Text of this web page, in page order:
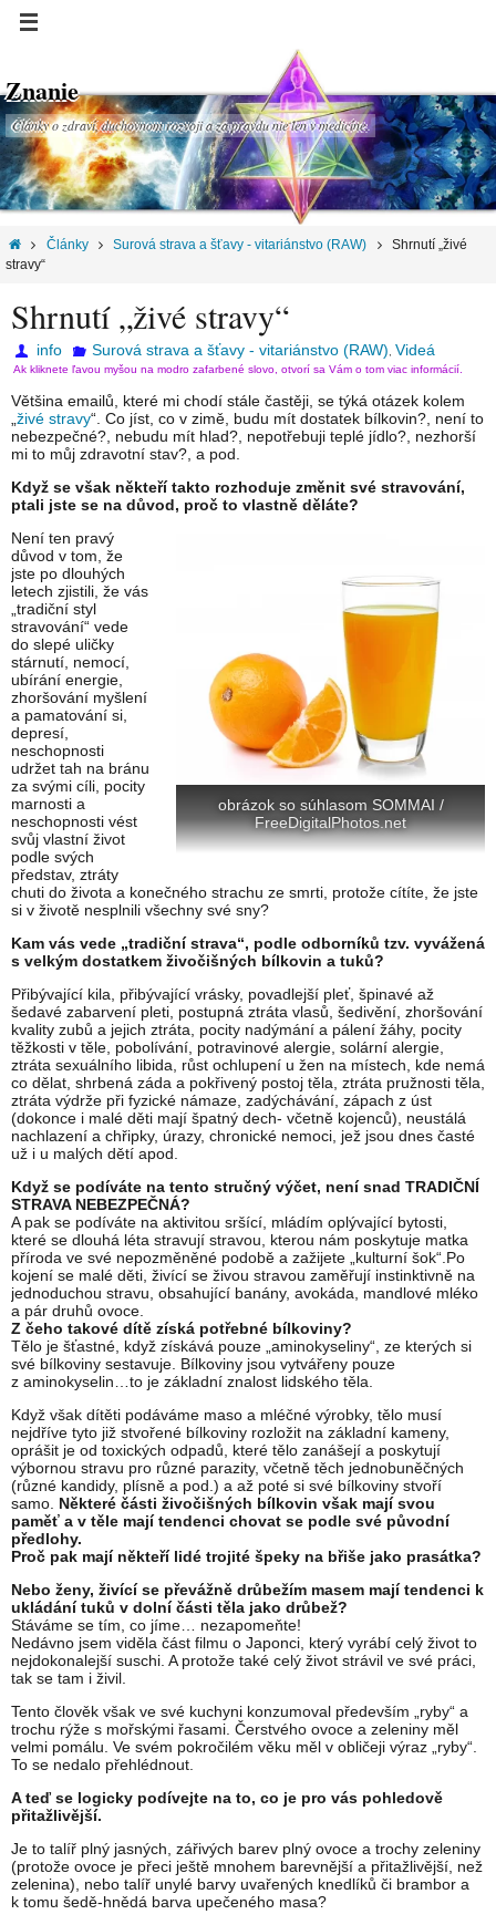
Znanie
Články o zdraví, duchovnom rozvoji a za pravdu nie len v medicíne.
Články Surová strava a šťavy - vitariánstvo (RAW)
Shrnutí „živé
stravy“
Shrnutí „živé stravy“
info Surová strava a šťavy - vitariánstvo (RAW) Videá
Ak kliknete ľavou myšou na modro zafarbené slovo, otvorí sa Vám o tom viac informácií.
Většina emailů, které mi chodí stále častěji, se týká otázek kolem
živé stravy“. Co jíst, co v zimě, budu mít dostatek bílkovin?, není to
nebezpečné?, nebudu mít hlad?, nepotřebuji teplé jídlo?, nezhorší
mi to můj zdravotní stav?, a pod.
Když se však někteří takto rozhoduje změnit své stravování,
ptali jste se na důvod, proč to vlastně děláte?
obrázok so súhlasom SOMMAI /
FreeDigitalPhotos.net
Není ten pravý
důvod v tom, že
jste po dlouhých
letech zjistili, že vás
„tradiční styl
stravování“ vede
do slepé uličky
stárnutí, nemocí,
ubírání energie,
zhoršování myšlení
a pamatování si,
depresí,
neschopnosti
udržet tah na bránu
za svými cíli, pocity
marnosti a
neschopnosti vést
svůj vlastní život
podle svých
představ, ztráty
chuti do života a konečného strachu ze smrti, protože cítíte, že jste
si v životě nesplnili všechny své sny?
Kam vás vede „tradiční strava“, podle odborníků tzv. vyvážená
s velkým dostatkem živočišných bílkovin a tuků?
Přibývající kila, přibývající vrásky, povadlejší pleť, špinavé až
šedavé zabarvení pleti, postupná ztráta vlasů, šedivění, zhoršování
kvality zubů a jejich ztráta, pocity nadýmání a pálení žáhy, pocity
těžkosti v těle, pobolívání, potravinové alergie, solární alergie,
ztráta sexuálního libida, růst ochlupení u žen na místech, kde nemá
co dělat, shrbená záda a pokřivený postoj těla, ztráta pružnosti těla,
ztráta výdrže při fyzické námaze, zadýchávání, zápach z úst
(dokonce i malé děti mají špatný dech- včetně kojenců), neustálá
nachlazení a chřipky, úrazy, chronické nemoci, jež jsou dnes časté
už i u malých dětí apod.
Když se podíváte na tento stručný výčet, není snad TRADIČNÍ
STRAVA NEBEZPEČNÁ?
A pak se podíváte na aktivitou sršící, mládím oplývající bytosti,
které se dlouhá léta stravují stravou, kterou nám poskytuje matka
příroda ve své nepozměněné podobě a zažijete „kulturní šok“.Po
kojení se malé děti, živící se živou stravou zaměřují instinktivně na
jednoduchou stravu, obsahující banány, avokáda, mandlové mléko
a pár druhů ovoce.
Z čeho takové dítě získá potřebné bílkoviny?
Tělo je šťastné, když získává pouze „aminokyseliny“, ze kterých si
své bílkoviny sestavuje. Bílkoviny jsou vytvářeny pouze
z aminokyselin…to je základní znalost lidského těla.
Když však dítěti podáváme maso a mléčné výrobky, tělo musí
nejdříve tyto již stvořené bílkoviny rozložit na základní kameny,
oprášit je od toxických odpadů, které tělo zanášejí a poskytují
výbornou stravu pro různé parazity, včetně těch jednobuněčných
(různé kandidy, plísně a pod.) a až poté si své bílkoviny stvoří
samo. Některé části živočišných bílkovin však mají svou
paměť a v těle mají tendenci chovat se podle své původní
předlohy.
Proč pak mají někteří lidé trojité špeky na břiše jako prasátka?
Nebo ženy, živící se převážně drůbežím masem mají tendenci k
ukládání tuků v dolní části těla jako drůbež?
Stáváme se tím, co jíme… nezapomeňte!
Nedávno jsem viděla část filmu o Japonci, který vyrábí celý život to
nejdokonalejší suschi. A protože také celý život strávil ve své práci,
tak se tam i živil.
Tento člověk však ve své kuchyni konzumoval především „ryby“ a
trochu rýže s mořskými řasami. Čerstvého ovoce a zeleniny měl
velmi pomálu. Ve svém pokročilém věku měl v obličeji výraz „ryby“.
To se nedalo přehlédnout.
A teď se logicky podívejte na to, co je pro vás pohledově
přitažlivější.
Je to talíř plný jasných, zářivých barev plný ovoce a trochy zeleniny
(protože ovoce je přeci ještě mnohem barevnější a přitažlivější, než
zelenina), nebo talíř unylé barvy uvařených knedlíků či brambor a
k tomu šedě-hnědá barva upečeného masa?